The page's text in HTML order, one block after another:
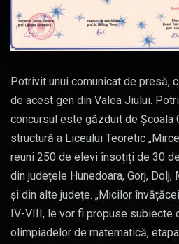
Potrivit unui comunicat de presă,
de acest gen din Valea Jiului.
concursul este găzduit de Școala
structură a Liceului Teoretic
reuni 250 de elevi însoțiți de 30
din județele Hunedoara, Gorj, Dolj,
și din alte județe. „Micilor
IV-VIII, le vor fi propuse subiecte
olimpiadelor de matematică,